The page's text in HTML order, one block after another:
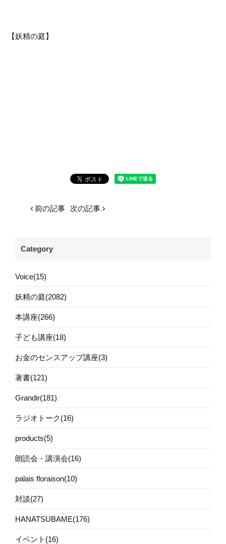
【妖精の庭】
前の記事 次の記事
Category
Voice(15)
妖精の庭(2082)
本講座(266)
子ども講座(18)
お金のセンスアップ講座(3)
著書(121)
Grandir(181)
ラジオトーク(16)
products(5)
朗読会・講演会(16)
palais floraison(10)
対談(27)
HANATSUBAME(176)
イベント(16)